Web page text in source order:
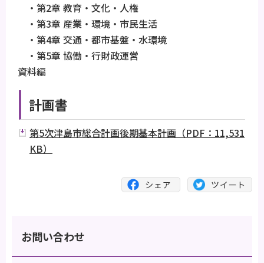
・第2章 教育・文化・人権
・第3章 産業・環境・市民生活
・第4章 交通・都市基盤・水環境
・第5章 協働・行財政運営
資料編
計画書
第5次津島市総合計画後期基本計画（PDF：11,531
KB）
お問い合わせ